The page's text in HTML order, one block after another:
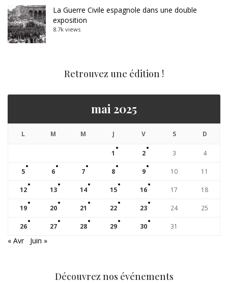
La Guerre Civile espagnole dans une double
exposition
8.7k views
Retrouvez une édition !
mai 2025
L M M J V S D
1 2 3 4
5 6 7 8 9 10 11
12 13 14 15 16 17 18
19 20 21 22 23 24 25
26 27 28 29 30 31
« Avr Juin »
Découvrez nos événements